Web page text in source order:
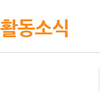
활동소식